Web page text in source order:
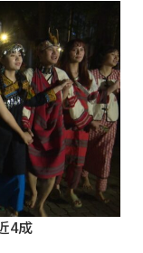
4成